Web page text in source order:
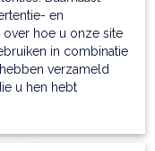
en
hoe u onze site
in combinatie
verzameld
u hen hebt